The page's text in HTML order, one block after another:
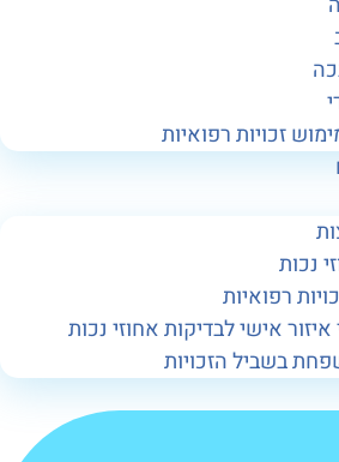
רפואיות
לבדיקות אחוזי נכות
הזכויות